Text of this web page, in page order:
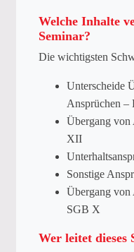
Welche Inhalte
Seminar?
Die wichtigsten
Unterscheide
Ansprüchen –
Übergang von
XII
Sonstige
Übergang von
SGB X
Wer leitet dieses